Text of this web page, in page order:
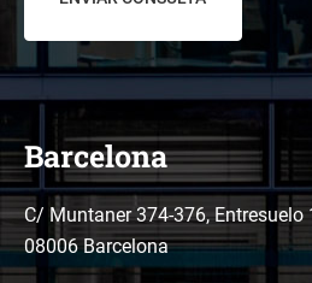
Barcelona
C/ Muntaner 374-376, Entresuelo
08006 Barcelona